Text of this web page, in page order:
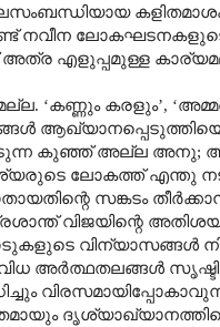
നവീന
അത്ര എളുപ്പമുള്ള
‘കണ്ണും കരളും’, ‘
കുഞ്ഞ് അല്ല അനു;
ലോകത്ത് എന്തു
സങ്കടം
വിജയിന്റെ
വിന്യാസങ്ങൾ
അർത്ഥതലങ്ങൾ